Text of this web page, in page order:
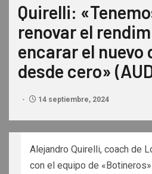
Quirelli:
renovar el
encarar el nuevo
desde cero»
14 septiembre, 2024
Alejandro Quirelli, coach de
con el equipo de